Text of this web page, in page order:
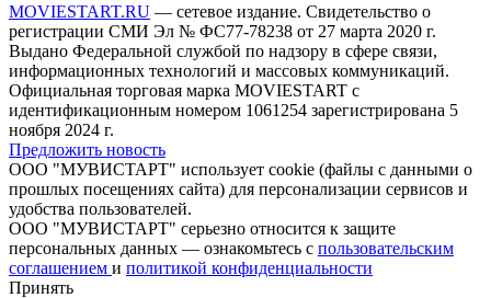
MOVIESTART.RU — сетевое издание. Свидетельство о
регистрации СМИ Эл № ФС77-78238 от 27 марта 2020 г.
Выдано Федеральной службой по надзору в сфере связи,
информационных технологий и массовых коммуникаций.
Официальная торговая марка MOVIESTART с
идентификационным номером 1061254 зарегистрирована 5
ноября 2024 г.
Предложить новость
ООО "МУВИСТАРТ" использует cookie (файлы с данными о
прошлых посещениях сайта) для персонализации сервисов и
удобства пользователей.
ООО "МУВИСТАРТ" серьезно относится к защите
персональных данных — ознакомьтесь с пользовательским
соглашением и политикой конфиденциальности
Принять